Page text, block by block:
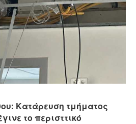
Κατάρευση τμήματος
το περισττικό